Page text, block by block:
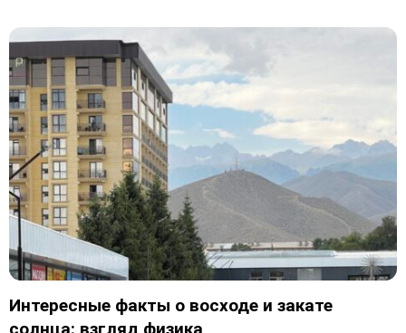
Интересные факты о восходе и закате